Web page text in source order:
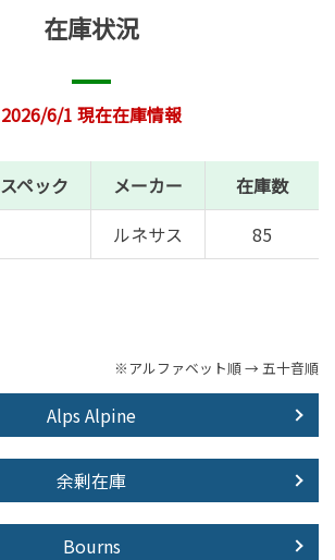
在庫状況
2026/6/1 現在在庫情報
スペック メーカー
在庫数
ルネサス 85
※アルファベット順 → 五十音順
Alps Alpine
余剰在庫
Bourns